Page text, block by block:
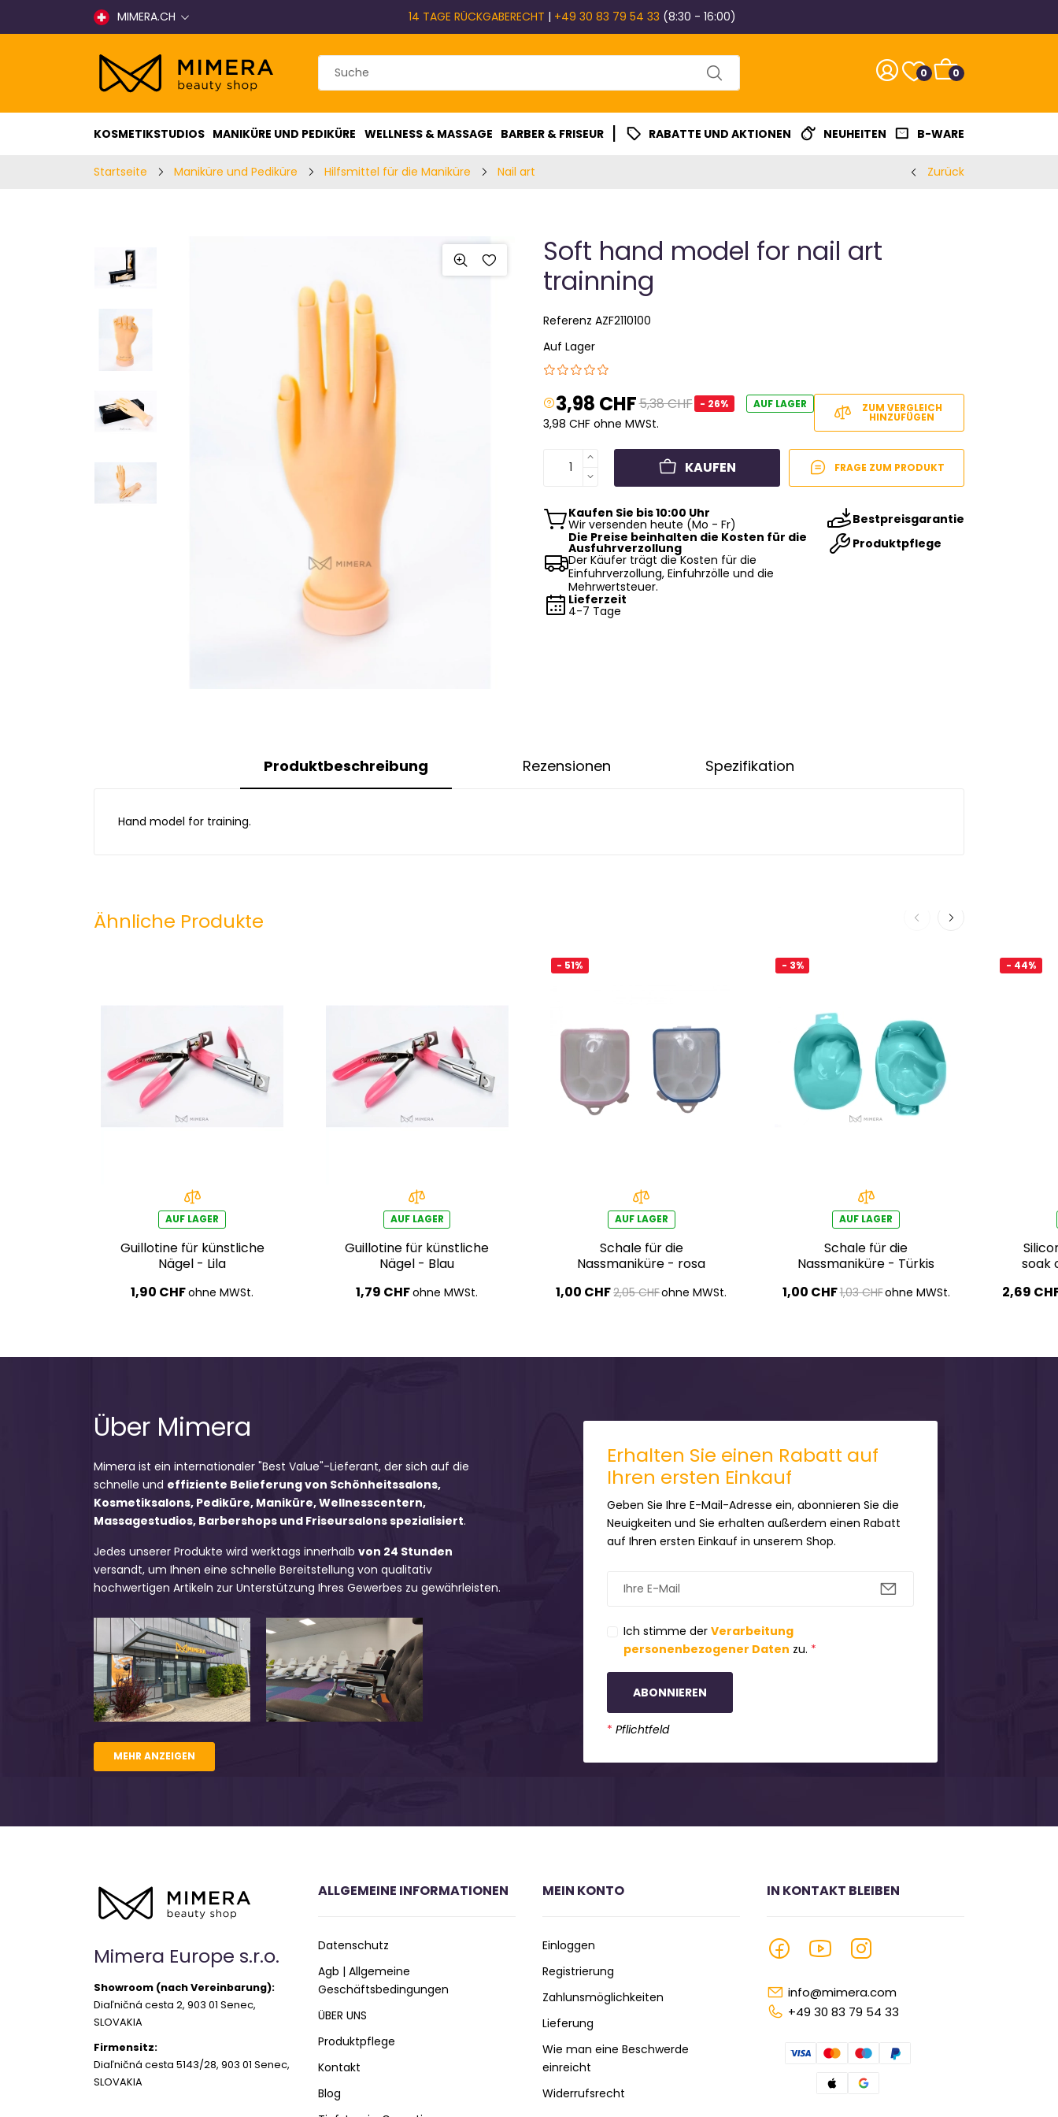
MIMERA.CH 14 TAGE RÜCKGABERECHT | +49 30 83 79 54 33 (8:30 - 16:00)
0 0
KOSMETIKSTUDIOS MANIKÜRE UND PEDIKÜRE WELLNESS & MASSAGE BARBER & FRISEUR | RABATTE UND AKTIONEN NEUHEITEN B-WARE
Startseite Maniküre und Pediküre Hilfsmittel für die Maniküre Nail art Zurück
Soft hand model for nail art
trainning
Referenz AZF2110100
Auf Lager
3,98 CHF5,38 CHF - 26% AUF LAGER
3,98 CHF ohne MWSt.
ZUM VERGLEICH
HINZUFÜGEN
KAUFEN FRAGE ZUM PRODUKT
Kaufen Sie bis 10:00 Uhr
Wir versenden heute (Mo - Fr)
Die Preise beinhalten die Kosten für die
Ausfuhrverzollung
Der Käufer trägt die Kosten für die
Einfuhrverzollung, Einfuhrzölle und die
Mehrwertsteuer.
Lieferzeit
4-7 Tage
Bestpreisgarantie
Produktpflege
Produktbeschreibung Rezensionen Spezifikation
Hand model for training.
Ähnliche Produkte
AUF LAGER
Guillotine für künstliche
Nägel - Lila
1,90 CHFohne MWSt.
AUF LAGER
Guillotine für künstliche
Nägel - Blau
1,79 CHFohne MWSt.
- 51%
AUF LAGER
Schale für die
Nassmaniküre - rosa
1,00 CHF2,05 CHFohne MWSt.
- 3%
AUF LAGER
Schale für die
Nassmaniküre - Türkis
1,00 CHF1,03 CHFohne MWSt.
- 44%
soak
2,69
Über Mimera
Mimera ist ein internationaler "Best Value"-Lieferant, der sich auf die
schnelle und effiziente Belieferung von Schönheitssalons,
Kosmetiksalons, Pediküre, Maniküre, Wellnesscentern,
Massagestudios, Barbershops und Friseursalons spezialisiert.
Jedes unserer Produkte wird werktags innerhalbvon 24 Stunden
versandt, um Ihnen eine schnelle Bereitstellung von qualitativ
hochwertigen Artikeln zur Unterstützung Ihres Gewerbes zu gewährleisten.
MEHR ANZEIGEN
Erhalten Sie einen Rabatt auf
Ihren ersten Einkauf
Geben Sie Ihre E-Mail-Adresse ein, abonnieren Sie die
Neuigkeiten und Sie erhalten außerdem einen Rabatt
auf Ihren ersten Einkauf in unserem Shop.
Ich stimme der Verarbeitung
personenbezogener Daten zu. *
ABONNIEREN
* Pflichtfeld
Mimera Europe s.r.o.
Showroom (nach Vereinbarung):
Diaľničná cesta 2, 903 01 Senec,
SLOVAKIA
Firmensitz:
Diaľničná cesta 5143/28, 903 01 Senec,
SLOVAKIA
ALLGEMEINE INFORMATIONEN
Datenschutz
Agb | Allgemeine
Geschäftsbedingungen
ÜBER UNS
Produktpflege
Kontakt
Blog
MEIN KONTO
Einloggen
Registrierung
Zahlunsmöglichkeiten
Lieferung
Wie man eine Beschwerde
einreicht
Widerrufsrecht
IN KONTAKT BLEIBEN
info@mimera.com
+49 30 83 79 54 33